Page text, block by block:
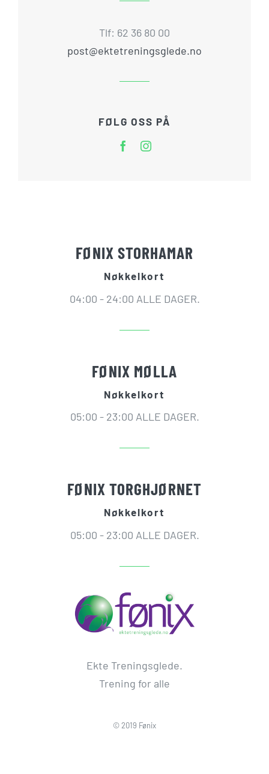
Tlf: 62 36 80 00
post@ektetreningsglede.no
FØLG OSS PÅ
FØNIX STORHAMAR
Nøkkelkort
04:00 - 24:00 ALLE DAGER.
FØNIX MØLLA
Nøkkelkort
05:00 - 23:00 ALLE DAGER.
FØNIX TORGHJØRNET
Nøkkelkort
05:00 - 23:00 ALLE DAGER.
Ekte Treningsglede.
Trening for alle
© 2019 Fønix